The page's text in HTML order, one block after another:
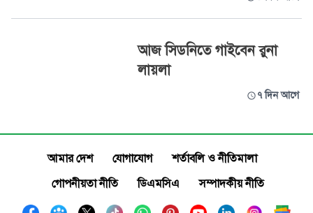
আজ সিডনিতে গাইবেন রুনা
লায়লা
৭ দিন আগে
আমার দেশ যোগাযোগ
শর্তাবলি ও নীতিমালা
গোপনীয়তা নীতি
ডিএমসিএ সম্পাদকীয় নীতি